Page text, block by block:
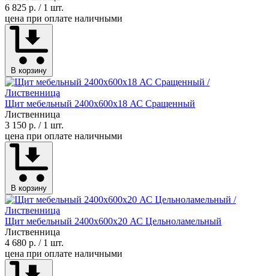
6 825 р. / 1 шт.
цена при оплате наличными
В корзину
Щит мебельный 2400х600х18 АС Сращенный
Лиственница
3 150 р. / 1 шт.
цена при оплате наличными
В корзину
Щит мебельный 2400х600х20 АС Цельноламельный
Лиственница
4 680 р. / 1 шт.
цена при оплате наличными